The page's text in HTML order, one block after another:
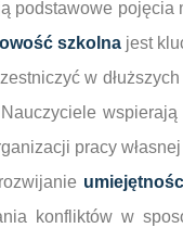
podstawowe
szkolna jest
w
pracy
konfliktów w